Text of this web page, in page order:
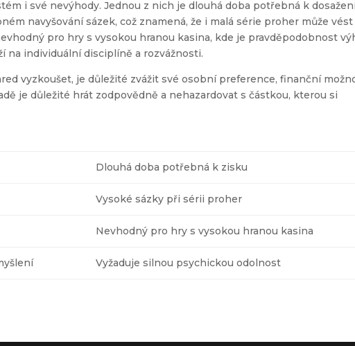
i své nevýhody. Jednou z nich je dlouhá doba potřebná k
navyšování sázek, což znamená, že i malá série proher může
pro hry s vysokou hranou kasina, kde je pravděpodobnost
na individuální disciplíně a rozvážnosti.
vyzkoušet, je důležité zvážit své osobní preference, finanční
je důležité hrát zodpovědně a nehazardovat s částkou, kterou si
Dlouhá doba potřebná k zisku
Vysoké sázky při sérii proher
Nevhodný pro hry s vysokou hranou kasina
Vyžaduje silnou psychickou odolnost